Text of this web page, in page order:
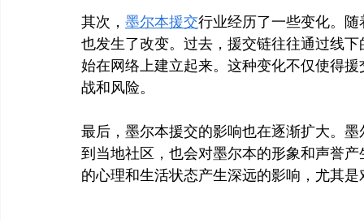
其次， 墨尔本援交行业经历了一些变化。
也发生了改变。过去，援交链往往通过线
始在网络上建立起来。这种变化不仅使得
战和风险。
最后，墨尔本援交的影响也在逐渐扩大。
到当地社区，也会对墨尔本的形象和声誉
的心理和生活状态产生深远的影响，尤其